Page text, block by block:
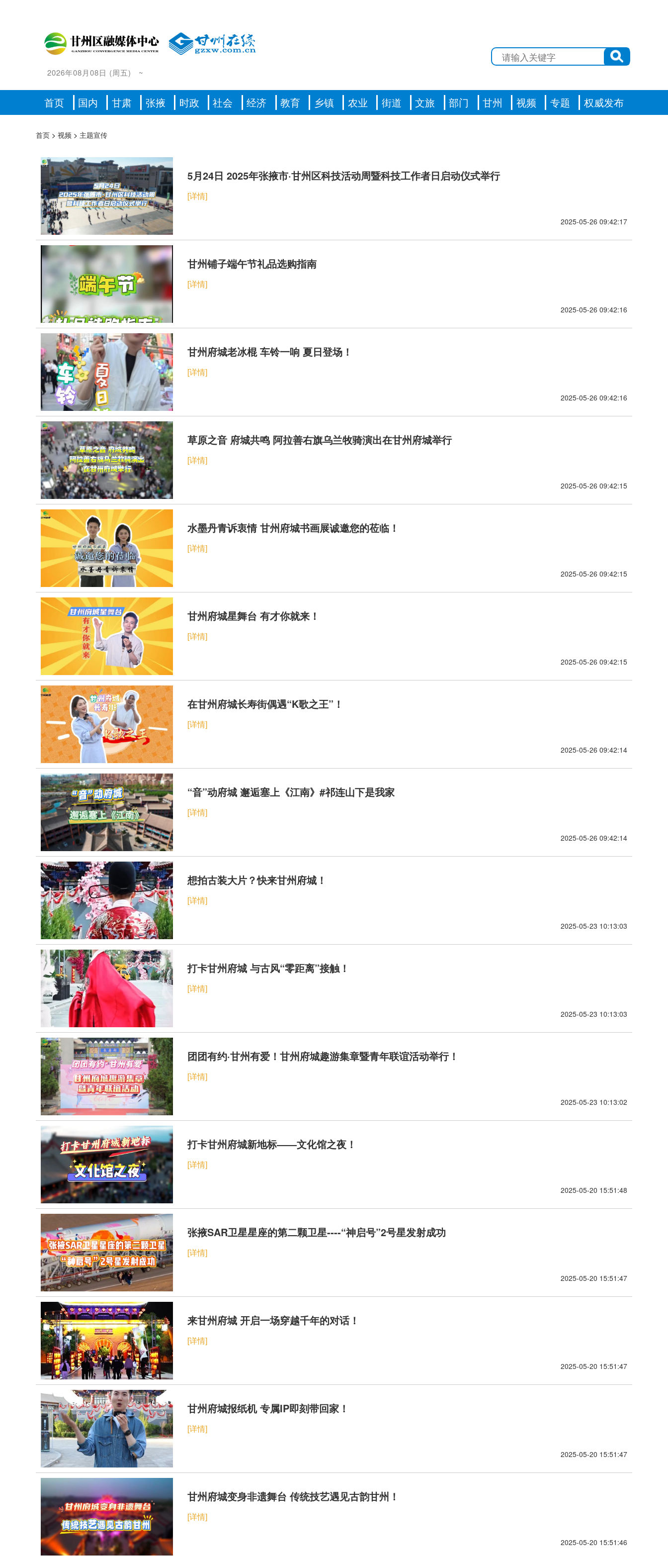
2026年08月08日 (周五) ~
首页 国内 甘肃 张掖 时政 社会 经济 教育 乡镇 农业 街道 文旅 部门 甘州 视频 专题 权威发布
首页 > 视频 > 主题宣传
5月24日 2025年张掖市·甘州区科技活动周暨科技工作者日启动仪式举行
[详情]
2025-05-26 09:42:17
甘州铺子端午节礼品选购指南
[详情]
2025-05-26 09:42:16
甘州府城老冰棍 车铃一响 夏日登场！
[详情]
2025-05-26 09:42:16
草原之音 府城共鸣 阿拉善右旗乌兰牧骑演出在甘州府城举行
[详情]
2025-05-26 09:42:15
水墨丹青诉衷情 甘州府城书画展诚邀您的莅临！
[详情]
2025-05-26 09:42:15
甘州府城星舞台 有才你就来！
[详情]
2025-05-26 09:42:15
在甘州府城长寿街偶遇“K歌之王”！
[详情]
2025-05-26 09:42:14
“音”动府城 邂逅塞上《江南》#祁连山下是我家
[详情]
2025-05-26 09:42:14
想拍古装大片？快来甘州府城！
[详情]
2025-05-23 10:13:03
打卡甘州府城 与古风“零距离”接触！
[详情]
2025-05-23 10:13:03
团团有约·甘州有爱！甘州府城趣游集章暨青年联谊活动举行！
[详情]
2025-05-23 10:13:02
打卡甘州府城新地标——文化馆之夜！
[详情]
2025-05-20 15:51:48
张掖SAR卫星星座的第二颗卫星----“神启号”2号星发射成功
[详情]
2025-05-20 15:51:47
来甘州府城 开启一场穿越千年的对话！
[详情]
2025-05-20 15:51:47
甘州府城报纸机 专属IP即刻带回家！
[详情]
2025-05-20 15:51:47
甘州府城变身非遗舞台 传统技艺遇见古韵甘州！
[详情]
2025-05-20 15:51:46